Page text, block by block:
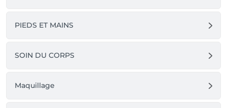
PIEDS ET MAINS
SOIN DU CORPS
Maquillage